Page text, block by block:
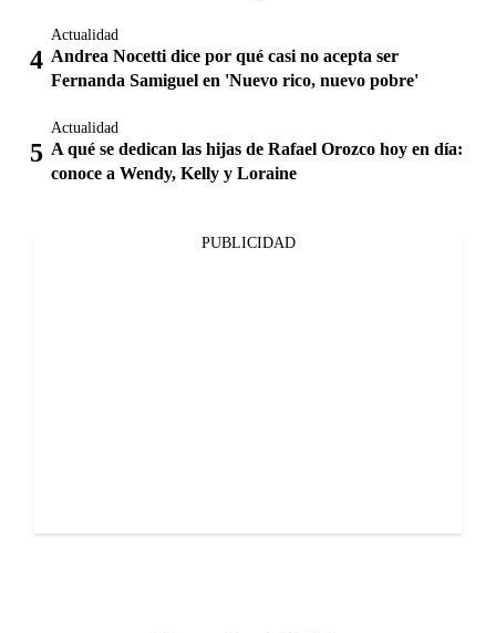
Actualidad
Andrea Nocetti dice por qué casi no acepta ser
Fernanda Samiguel en 'Nuevo rico, nuevo pobre'
Actualidad
A qué se dedican las hijas de Rafael Orozco hoy en día:
conoce a Wendy, Kelly y Loraine
PUBLICIDAD